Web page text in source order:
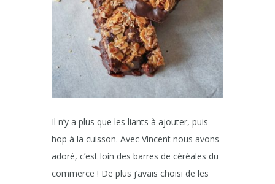
Il n’y a plus que les liants à ajouter, puis
hop à la cuisson. Avec Vincent nous avons
adoré, c’est loin des barres de céréales du
commerce ! De plus j’avais choisi de les